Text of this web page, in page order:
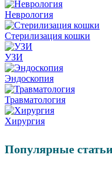
Неврология
Стерилизация кошки
УЗИ
Эндоскопия
Травматология
Хирургия
Популярные